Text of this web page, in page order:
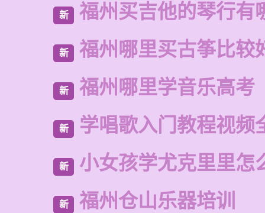
新 福州买吉他的琴行有
新 福州哪里买古筝比较
新 福州哪里学音乐高考
新 学唱歌入门教程视频
新 小女孩学尤克里里怎
新 福州仓山乐器培训